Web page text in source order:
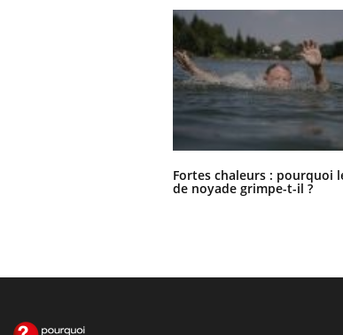
Fortes chaleurs : pourquoi
de noyade grimpe-t-il ?